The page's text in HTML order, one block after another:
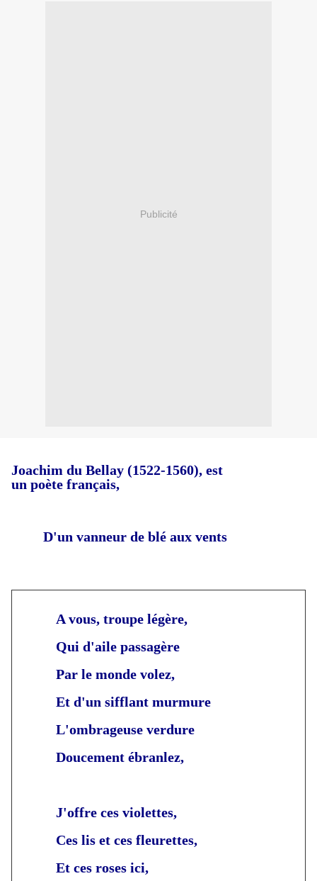
Publicité
Joachim du Bellay (1522-1560), est
un poète français,
D'un vanneur de blé aux vents
A vous, troupe légère,
Qui d'aile passagère
Par le monde volez,
Et d'un sifflant murmure
L'ombrageuse verdure
Doucement ébranlez,
J'offre ces violettes,
Ces lis et ces fleurettes,
Et ces roses ici,